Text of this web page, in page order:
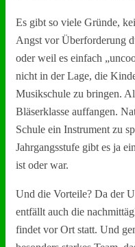
Es gibt so viele Gründe,
Angst vor Überforderung
oder weil es einfach
nicht in der Lage, die
Musikschule zu bringen.
Bläserklasse auffangen.
Schule ein Instrument zu
Jahrgangsstufe gibt es ja
ist oder war.
Und die Vorteile? Da der
entfällt auch die
findet vor Ort statt. Und